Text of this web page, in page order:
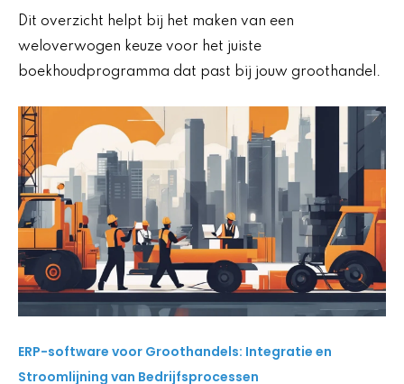
Dit overzicht helpt bij het maken van een
weloverwogen keuze voor het juiste
boekhoudprogramma dat past bij jouw groothandel.
ERP-software voor Groothandels: Integratie en
Stroomlijning van Bedrijfsprocessen